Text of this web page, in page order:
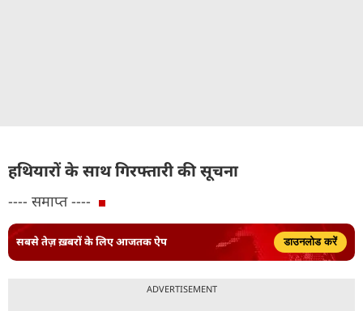
हथियारों के साथ गिरफ्तारी की सूचना
---- समाप्त ----
सबसे तेज़ ख़बरों के लिए आजतक ऐप डाउनलोड करें
ADVERTISEMENT